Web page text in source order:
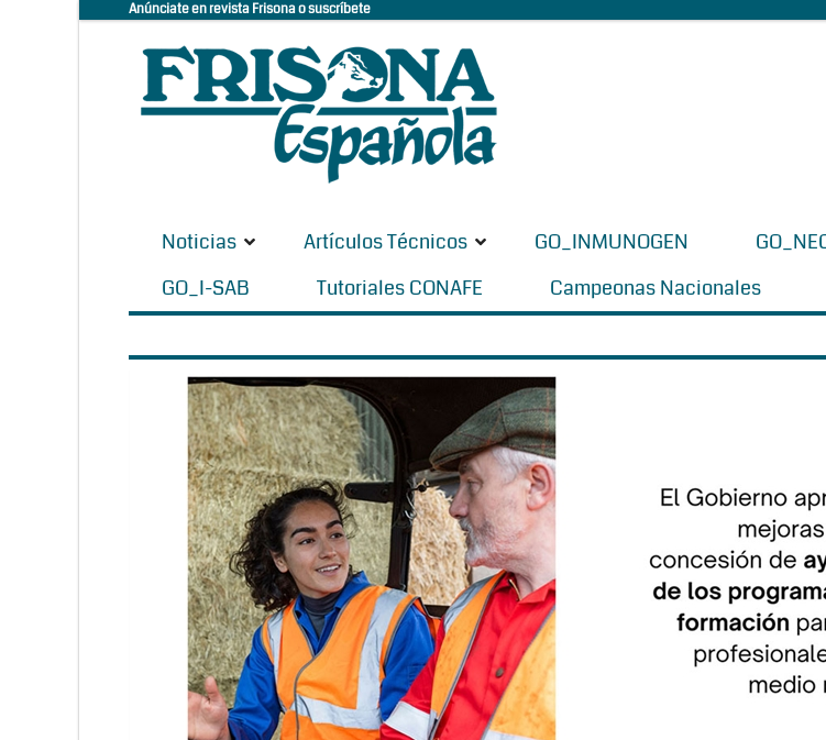
Anúnciate en revista Frisona o suscríbete
Noticias Artículos Técnicos GO_INMUNOGEN
GO_I-SAB
Tutoriales CONAFE Campeonas Nacionales